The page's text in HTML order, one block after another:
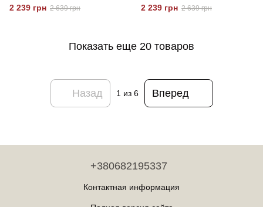
наружная желтая белый
2 239 грн 2 639 грн
наружная мультиколор
2 239 грн 2 639 грн
Показать еще 20 товаров
Назад 1 из 6 Вперед
+380682195337
Контактная информация